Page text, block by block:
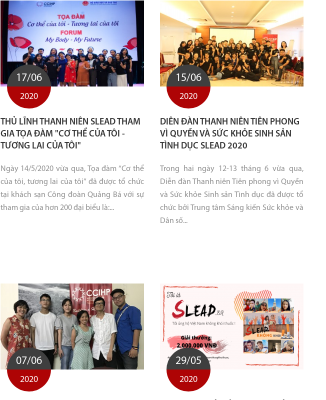
17/06
2020
THỦ LĨNH THANH NIÊN SLEAD THAM
GIA TỌA ĐÀM "CƠ THỂ CỦA TÔI -
TƯƠNG LAI CỦA TÔI"
Ngày 14/5/2020 vừa qua, Tọa đàm “Cơ thể
của tôi, tương lai của tôi” đã được tổ chức
tại khách sạn Công đoàn Quảng Bá với sự
tham gia của hơn 200 đại biểu là:...
15/06
2020
DIÊN ĐÀN THANH NIÊN TIÊN PHONG
VÌ QUYỀN VÀ SỨC KHỎE SINH SẢN
TÌNH DỤC SLEAD 2020
Trong hai ngày 12-13 tháng 6 vừa qua,
Diễn đàn Thanh niên Tiên phong vì Quyền
và Sức khỏe Sinh sản Tình dục đã được tổ
chức bởi Trung tâm Sáng kiến Sức khỏe và
Dân số...
07/06
2020
29/05
2020